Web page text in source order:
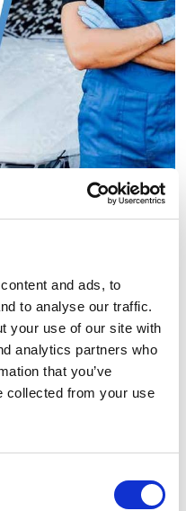
and ads, to
to analyse our traffic.
your use of our site with
analytics partners who
that you’ve
collected from your use
–
w
możesz
kliknięć. Ciągle
serwisu -